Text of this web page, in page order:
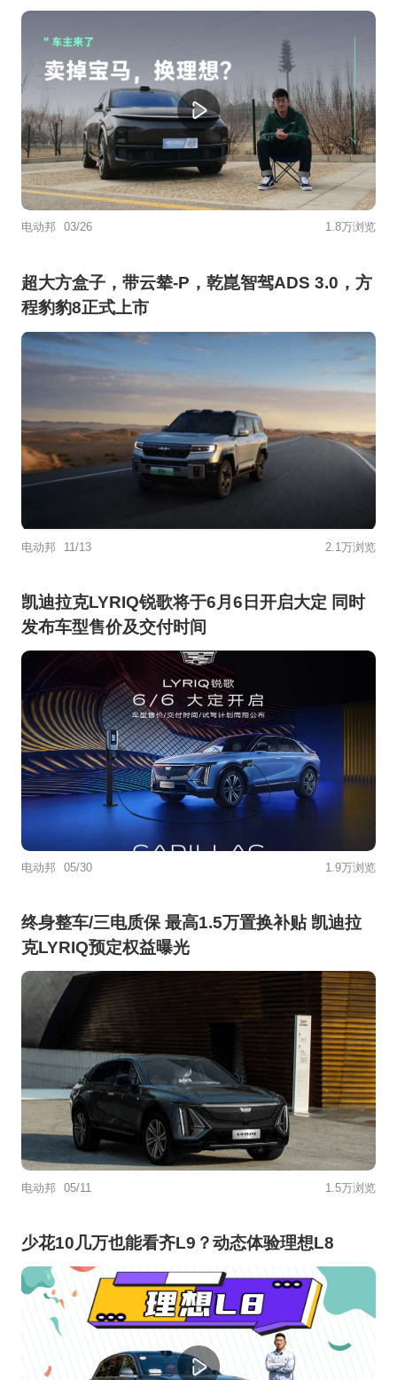
电动邦 03/26 1.8万浏览
超大方盒子，带云辇-P，乾崑智驾ADS 3.0，方
程豹豹8正式上市
电动邦 11/13 2.1万浏览
凯迪拉克LYRIQ锐歌将于6月6日开启大定 同时
发布车型售价及交付时间
电动邦 05/30 1.9万浏览
终身整车/三电质保 最高1.5万置换补贴 凯迪拉
克LYRIQ预定权益曝光
电动邦 05/11 1.5万浏览
少花10几万也能看齐L9？动态体验理想L8